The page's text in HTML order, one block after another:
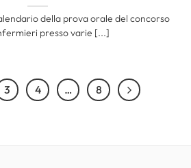
della prova orale del concorso
presso varie [...]
3 4 … 8